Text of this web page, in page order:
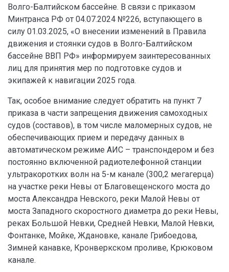
Волго-Балтийском бассейне. В связи с приказом
Минтранса РФ от 04.07.2024 №226, вступающего в
силу 01.03.2025, «О внесении изменений в Правила
движения и стоянки судов в Волго-Балтийском
бассейне ВВП РФ» информируем заинтересованных
лиц для принятия мер по подготовке судов и
экипажей к навигации 2025 года.
Так, особое внимание следует обратить на пункт 7
приказа в части запрещения движения самоходных
судов (составов), в том числе маломерных судов, не
обеспечивающих прием и передачу данных в
автоматическом режиме АИС – транспондером и без
постоянно включенной радиотелефонной станции
ультракоротких волн на 5-м канале (300,2 мегагерца)
на участке реки Невы от Благовещенского моста до
моста Александра Невского, реки Малой Невы от
моста Западного скоростного диаметра до реки Невы,
реках Большой Невки, Средней Невки, Малой Невки,
Фонтанке, Мойке, Ждановке, канале Грибоедова,
Зимней канавке, Кронверкском проливе, Крюковом
канале.